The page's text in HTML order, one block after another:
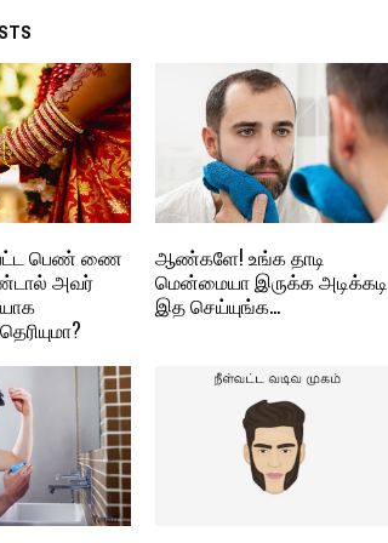
பெண் ணை
அவர்
ஆண்களே! உங்க தாடி
மென்மையா இருக்க அடிக்கடி
இத செய்யுங்க…